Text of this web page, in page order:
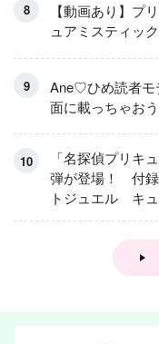
【動画あり】
ュアミスティッ
Ane♡ひめ読者
面に載っちゃおう
「名探偵プリキ
弾が登場！ 付録
トジュエル キ
アイスver.」 キ